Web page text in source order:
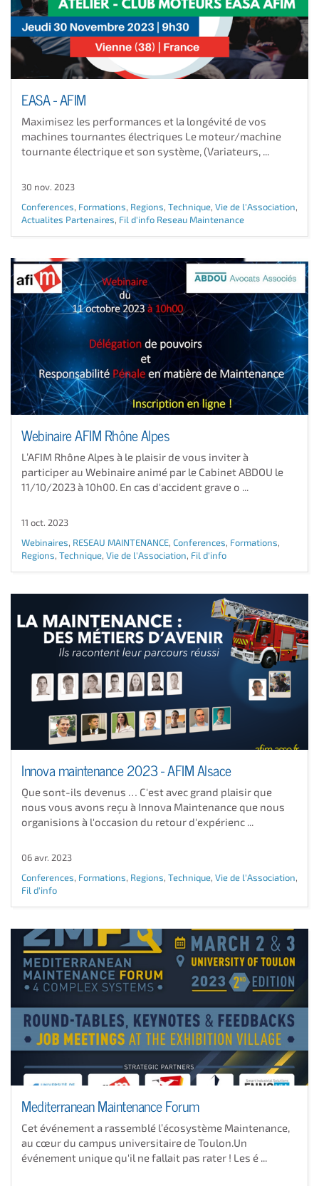
EASA - AFIM
Maximisez les performances et la longévité de vos
machines tournantes électriques Le moteur/machine
tournante électrique et son système, (Variateurs, ...
30 nov. 2023
Conferences, Formations, Regions, Technique, Vie de l'Association,
Actualites Partenaires, Fil d'info Reseau Maintenance
Webinaire AFIM Rhône Alpes
L’AFIM Rhône Alpes à le plaisir de vous inviter à
participer au Webinaire animé par le Cabinet ABDOU le
11/10/2023 à 10h00. En cas d'accident grave o ...
11 oct. 2023
Webinaires, RESEAU MAINTENANCE, Conferences, Formations,
Regions, Technique, Vie de l'Association, Fil d'info
Innova maintenance 2023 - AFIM Alsace
Que sont-ils devenus … C'est avec grand plaisir que
nous vous avons reçu à Innova Maintenance que nous
organisions à l'occasion du retour d'expérienc ...
06 avr. 2023
Conferences, Formations, Regions, Technique, Vie de l'Association,
Fil d'info
Mediterranean Maintenance Forum
Cet événement a rassemblé l’écosystème Maintenance,
au cœur du campus universitaire de Toulon.Un
événement unique qu'il ne fallait pas rater ! Les é ...